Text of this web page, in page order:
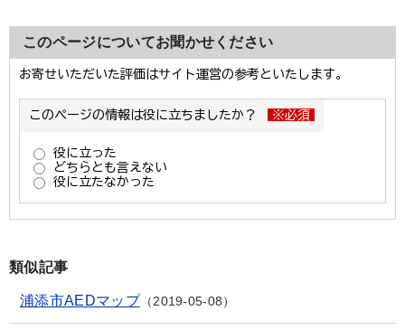
このページについてお聞かせください
類似記事
浦添市AEDマップ 2019-05-08